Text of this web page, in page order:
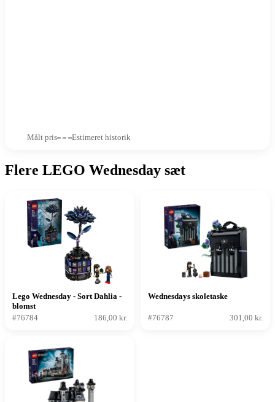
Målt pris Estimeret historik
Flere LEGO Wednesday sæt
Lego Wednesday - Sort Dahlia -
blomst
#76784
186,00 kr.
Wednesdays skoletaske
#76787 301,00 kr.